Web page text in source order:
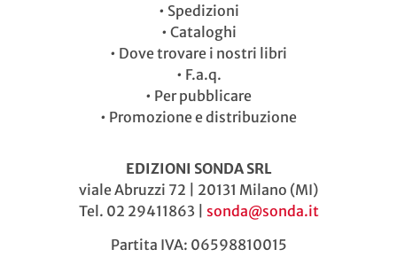
• Spedizioni
• Cataloghi
• Dove trovare i nostri libri
• F.a.q.
• Per pubblicare
• Promozione e distribuzione
EDIZIONI SONDA SRL
viale Abruzzi 72 | 20131 Milano (MI)
Tel. 02 29411863 | sonda@sonda.it
Partita IVA: 06598810015